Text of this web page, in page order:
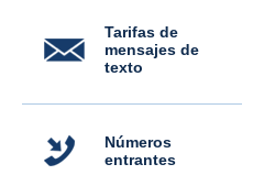
Tarifas de
mensajes de
texto
Números
entrantes